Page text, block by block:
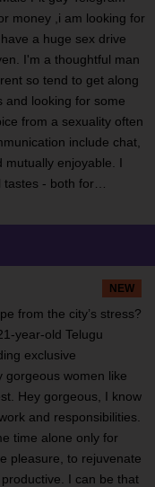
money ,i am looking for
a huge sex drive
I'm a thoughtful man
so tend to get along
and looking for some
from a sexuality often
include chat,
mutually enjoyable. I
- both for…
NEW
from the city’s stress?
year-old Telugu
exclusive
gorgeous women like
Hey gorgeous, I know
and responsibilities.
time alone only for
pleasure, to rejuvenate
I can be that